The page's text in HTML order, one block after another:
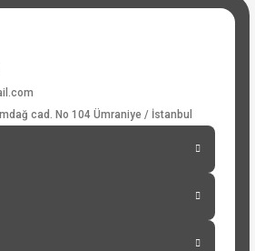
cad. No 104 Ümraniye / İstanbul